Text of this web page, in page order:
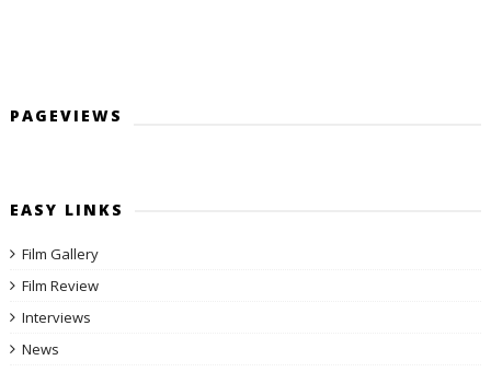
PAGEVIEWS
EASY LINKS
Film Gallery
Film Review
Interviews
News